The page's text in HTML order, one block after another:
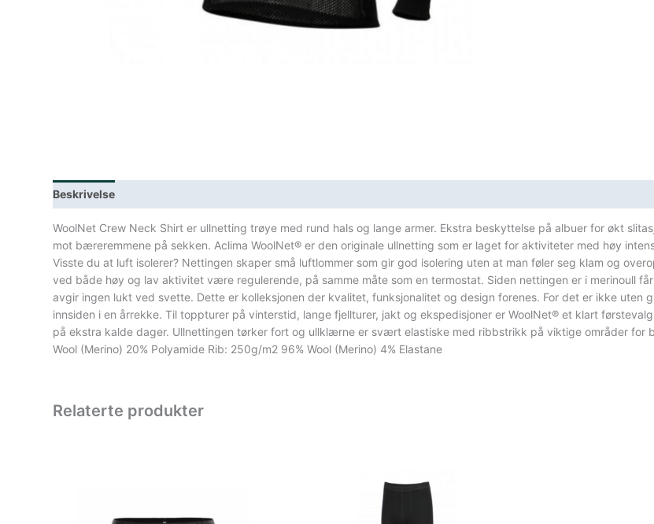
Beskrivelse
WoolNet Crew Neck Shirt er ullnetting trøye med rund hals og lange armer. Ekstra beskyttelse på albuer for økt
mot bæreremmene på sekken. Aclima WoolNet® er den originale ullnetting som er laget for aktiviteter med høy
Visste du at luft isolerer? Nettingen skaper små luftlommer som gir god isolering uten at man føler seg klam og
ved både høy og lav aktivitet være regulerende, på samme måte som en termostat. Siden nettingen er i merinoull
avgir ingen lukt ved svette. Dette er kolleksjonen der kvalitet, funksjonalitet og design forenes. For det er ikke uten
innsiden i en årrekke. Til toppturer på vinterstid, lange fjellturer, jakt og ekspedisjoner er WoolNet® et klart
på ekstra kalde dager. Ullnettingen tørker fort og ullklærne er svært elastiske med ribbstrikk på viktige områder for
Wool (Merino) 20% Polyamide Rib: 250g/m2 96% Wool (Merino) 4% Elastane
Relaterte produkter